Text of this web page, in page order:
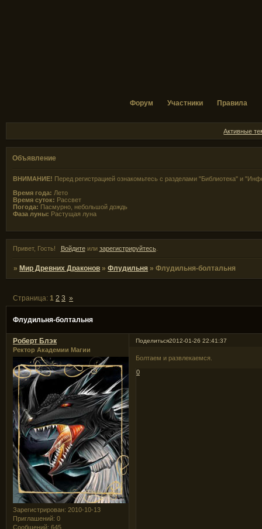
Форум Участники Правила
Активные
Объявление
ВНИМАНИЕ! Перед регистрацией ознакомьтесь с разделами "Библиотека" и
Время года: Лето
Время суток: Рассвет
Погода: Пасмурно, небольшой дождь
Фаза луны: Растущая луна
Привет, Гость! Войдитеили зарегистрируйтесь.
»Мир Древних Драконов »Флудильня »Флудильня-болтальня
Флудильня-болтальня
Страница:1 2 3 »
Поделиться2012-01-26 22:41:37
Роберт Блэк
Ректор Академии Магии
Зарегистрирован: 2010-10-13
Приглашений: 0
Сообщений: 645
Болтаем и развлекаемся.
0